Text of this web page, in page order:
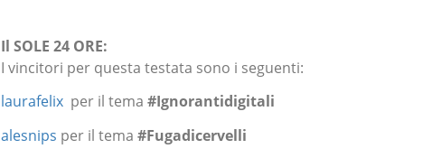
Il SOLE 24 ORE:
I vincitori per questa testata sono i seguenti:
laurafelix per il tema #Ignorantidigitali
alesnips per il tema #Fugadicervelli